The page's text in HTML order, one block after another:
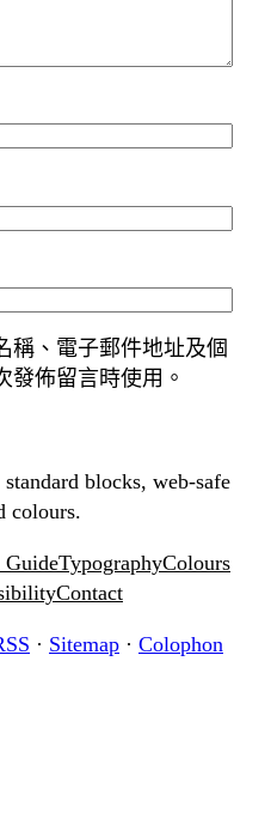
稱、電子郵件地址及個
發佈留言時使用。
blocks, web-safe
colours.
GuideTypographyColours
Contact
· Sitemap · Colophon